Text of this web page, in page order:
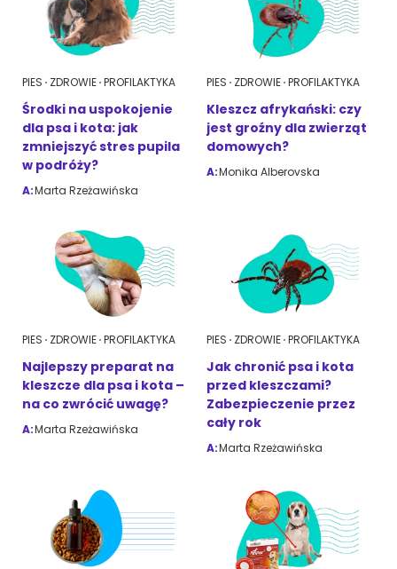
PIES ZDROWIE PROFILAKTYKA
Środki na uspokojenie
dla psa i kota: jak
zmniejszyć stres pupila
w podróży?
A:Marta Rzeżawińska
PIES ZDROWIE PROFILAKTYKA
Kleszcz afrykański: czy
jest groźny dla zwierząt
domowych?
A:Monika Alberovska
PIES ZDROWIE PROFILAKTYKA
Najlepszy preparat na
kleszcze dla psa i kota –
na co zwrócić uwagę?
A:Marta Rzeżawińska
PIES ZDROWIE PROFILAKTYKA
Jak chronić psa i kota
przed kleszczami?
Zabezpieczenie przez
cały rok
A:Marta Rzeżawińska